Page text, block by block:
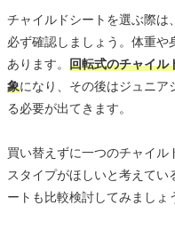
チャイルドシートを選ぶ際は
必ず確認しましょう。体重や
あります。 回転式のチャイル
象になり、その後はジュニア
る必要が出てきます。
買い替えずに一つのチャイル
スタイプがほしいと考えてい
ートも比較検討してみましょ